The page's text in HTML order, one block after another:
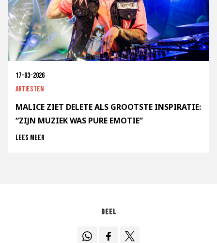
17-03-2026
Artiesten
MALICE ZIET DELETE ALS GROOTSTE INSPIRATIE:
“ZIJN MUZIEK WAS PURE EMOTIE”
Lees meer
Deel